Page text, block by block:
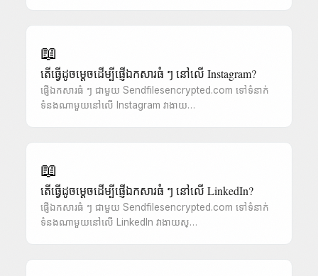
📖
តើធ្វើដូចម្តេចដើម្បីផ្ញើឯកសារធំ ៗ នៅលើ Instagram?
ផ្ញើឯកសារធំ ៗ ជាមួយ Sendfilesencrypted.com ទៅទំនាក់
ទំនងណាមួយនៅលើ Instagram វាងាយ…
📖
តើធ្វើដូចម្តេចដើម្បីផ្ញើឯកសារធំ ៗ នៅលើ LinkedIn?
ផ្ញើឯកសារធំ ៗ ជាមួយ Sendfilesencrypted.com ទៅទំនាក់
ទំនងណាមួយនៅលើ LinkedIn វាងាយស្…